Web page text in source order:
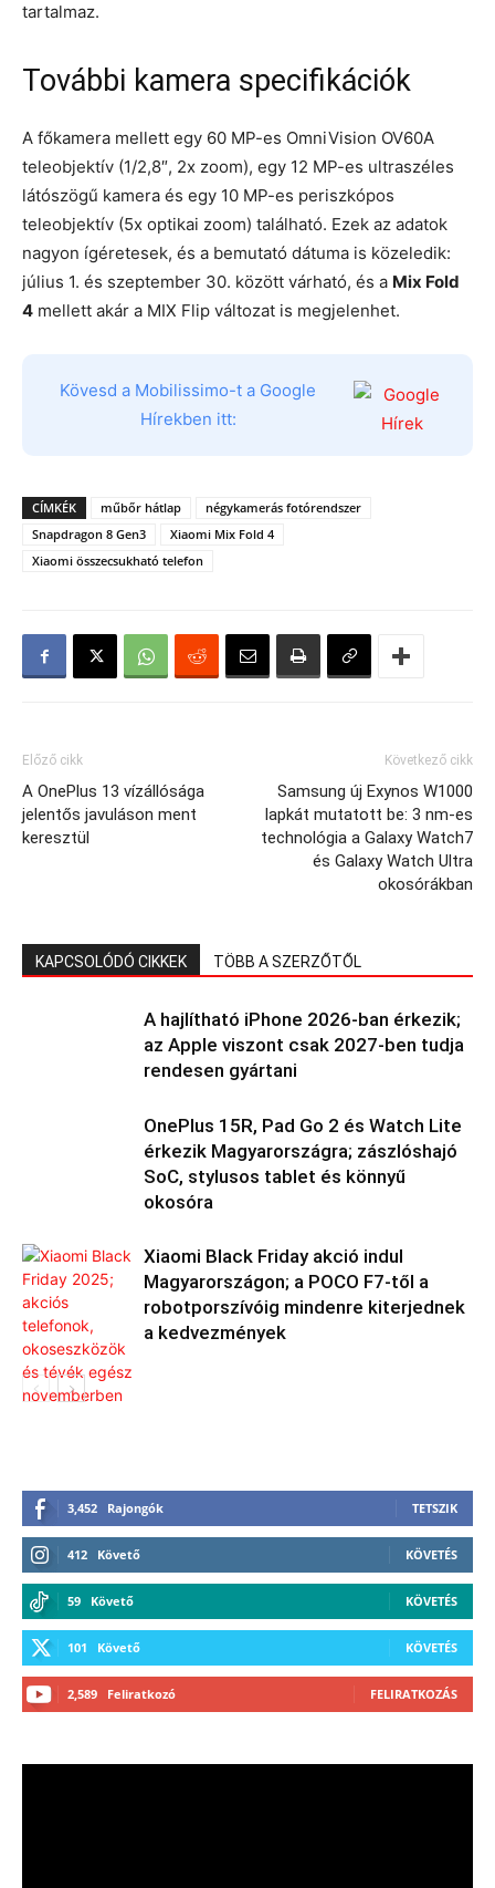
tartalmaz.
További kamera specifikációk
A főkamera mellett egy 60 MP-es OmniVision OV60A
teleobjektív (1/2,8″, 2x zoom), egy 12 MP-es ultraszéles
látószögű kamera és egy 10 MP-es periszkópos
teleobjektív (5x optikai zoom) található. Ezek az adatok
nagyon ígéretesek, és a bemutató dátuma is közeledik:
július 1. és szeptember 30. között várható, és a Mix Fold
4 mellett akár a MIX Flip változat is megjelenhet.
Kövesd a Mobilissimo-t a Google
Hírekben itt:
CÍMKÉK műbőr hátlap
négykamerás fotórendszer
Snapdragon 8 Gen3
Xiaomi Mix Fold 4
Xiaomi összecsukható telefon
Előző cikk
A OnePlus 13 vízállósága
jelentős javuláson ment
keresztül
Következő cikk
Samsung új Exynos W1000
lapkát mutatott be: 3 nm-es
technológia a Galaxy Watch7
és Galaxy Watch Ultra
okosórákban
KAPCSOLÓDÓ CIKKEK TÖBB A SZERZŐTŐL
A hajlítható iPhone 2026-ban érkezik;
az Apple viszont csak 2027-ben tudja
rendesen gyártani
OnePlus 15R, Pad Go 2 és Watch Lite
érkezik Magyarországra; zászlóshajó
SoC, stylusos tablet és könnyű
okosóra
Xiaomi Black Friday akció indul
Magyarországon; a POCO F7-től a
robotporszívóig mindenre kiterjednek
a kedvezmények
3,452 Rajongók TETSZIK
412 Követő KÖVETÉS
59 Követő KÖVETÉS
101 Követő KÖVETÉS
2,589 Feliratkozó FELIRATKOZÁS